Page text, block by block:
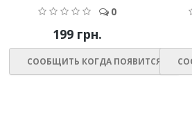
0
199 грн.
СООБЩИТЬ КОГДА ПОЯВИТСЯ